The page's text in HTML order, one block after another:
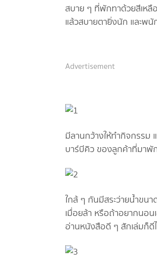
สบาย ๆ ที่พักทาด้วยสีเห
แล้วสบายตายิ่งนัก และพ
Advertisement
มีลานกว้างให้ทำกิจกรรม
บาร์บีคิว ของลูกค้าที่มาพั
ใกล้ ๆ กันมีสระว่ายน้ำขนา
เมื่อยล้า หรือถ้าอยากนอน
อ่านหนังสือดี ๆ สักเล่มก็